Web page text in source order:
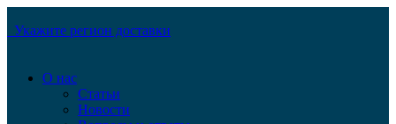
Укажите регион доставки
О нас
Статьи
Новости